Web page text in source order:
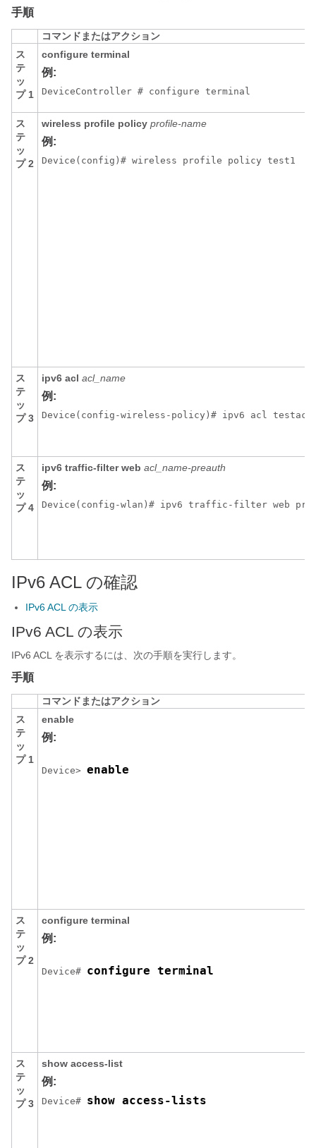
手順
コマンドまたはアクション
ス
テ
ッ
プ 1
configure terminal
例:
DeviceController # configure terminal
ス
テ
ッ
プ 2
wireless profile policy profile-name
例:
Device (config)# wireless profile policy test1
ス
テ
ッ
プ 3
ipv6 acl acl_name
例:
Device (config-wireless-policy)# ipv6 acl testacl
ス
テ
ッ
プ 4
ipv6 traffic-filterweb acl_name-preauth
例:
Device (config-wlan)# ipv6 traffic-filter web
IPv6 ACL の確認
IPv6 ACL の表示
IPv6 ACL の表示
IPv6 ACL を表示するには、次の手順を実行します。
手順
コマンドまたはアクション
ス
テ
ッ
プ 1
enable
例:
Device> enable
ス
テ
ッ
プ 2
configure terminal
例:
Device# configure terminal
ス
テ
ッ
プ 3
show access-list
例:
Device# show access-lists